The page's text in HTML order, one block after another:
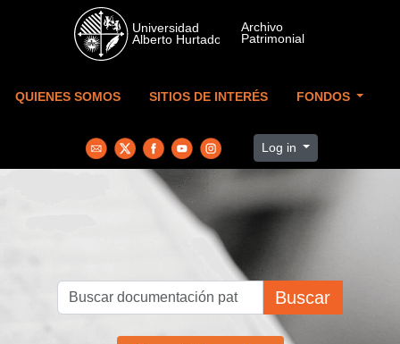
Skip to main content
QUIENES SOMOS SITIOS DE INTERÉS FONDOS
Log in
Buscar